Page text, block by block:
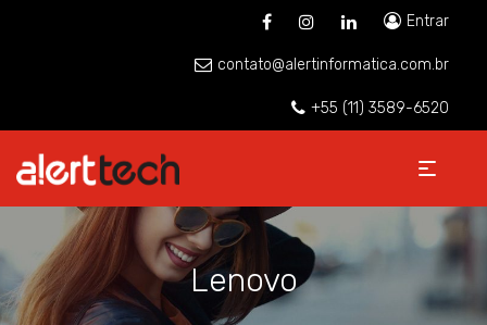
Entrar
contato@alertinformatica.com.br
+55 (11) 3589-6520
Lenovo